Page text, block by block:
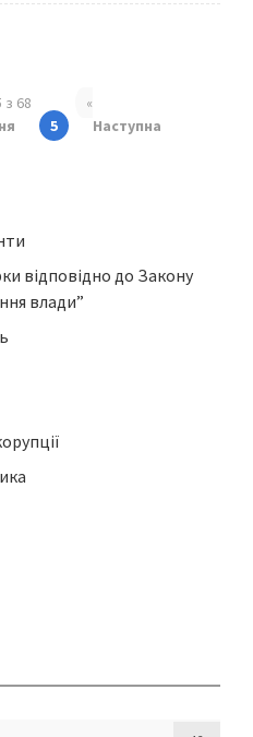
з 68
«
5 Наступна
відповідно до Закону
влади”